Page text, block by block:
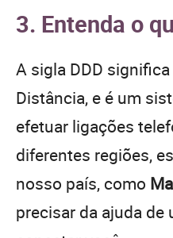
3. Entenda o
A sigla DDD
Distância, e é um
efetuar ligações
diferentes regiões,
nosso país, como
precisar da ajuda de